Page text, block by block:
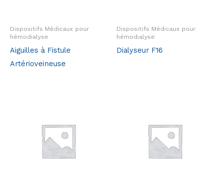
Dispositifs Médicaux pour
hémodialyse
Aiguilles à Fistule
Artérioveineuse
Dispositifs Médicaux pour
hémodialyse
Dialyseur F16